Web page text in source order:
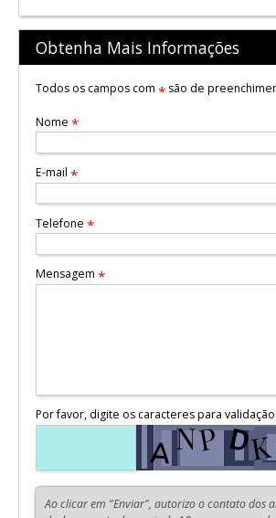
Obtenha Mais Informações
Todos os campos com *são de
Nome *
E-mail *
Telefone *
Mensagem *
Por favor, digite os caracteres para validação:
Ao clicar em "Enviar", autorizo o contato dos